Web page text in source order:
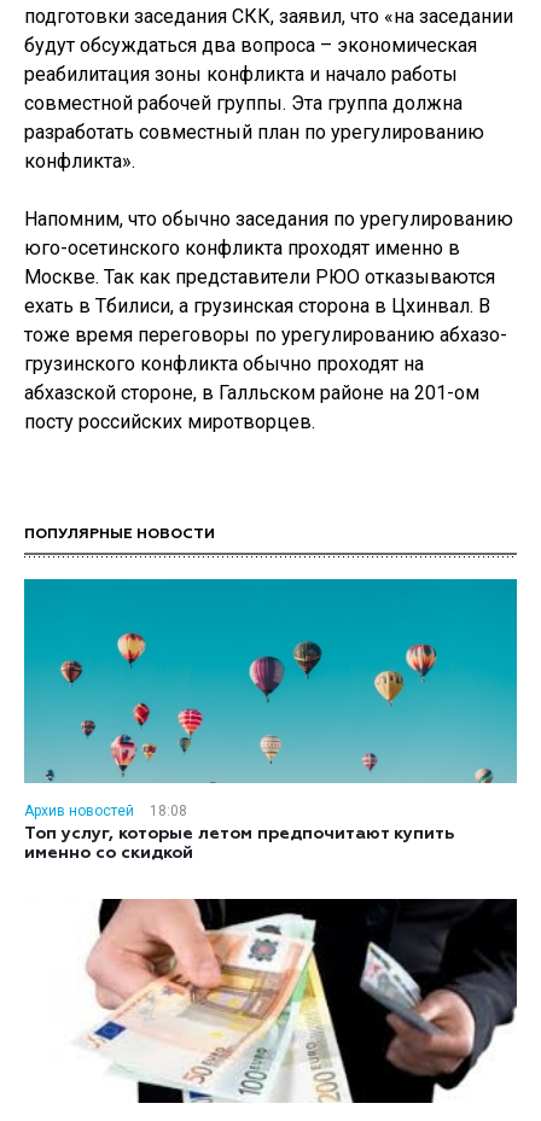
подготовки заседания СКК, заявил, что «на заседании
будут обсуждаться два вопроса – экономическая
реабилитация зоны конфликта и начало работы
совместной рабочей группы. Эта группа должна
разработать совместный план по урегулированию
конфликта».
Напомним, что обычно заседания по урегулированию
юго-осетинского конфликта проходят именно в
Москве. Так как представители РЮО отказываются
ехать в Тбилиси, а грузинская сторона в Цхинвал. В
тоже время переговоры по урегулированию абхазо-
грузинского конфликта обычно проходят на
абхазской стороне, в Галльском районе на 201-ом
посту российских миротворцев.
ПОПУЛЯРНЫЕ НОВОСТИ
Архив новостей
18:08
Топ услуг, которые летом предпочитают купить
именно со скидкой